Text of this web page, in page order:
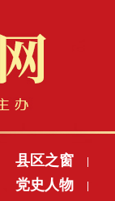
县区之窗
党史人物